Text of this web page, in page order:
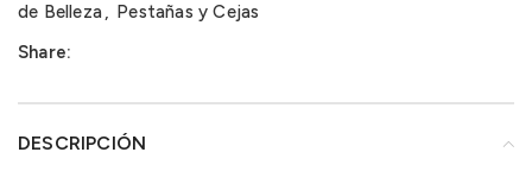
de Belleza, Pestañas y Cejas
Share:
DESCRIPCIÓN